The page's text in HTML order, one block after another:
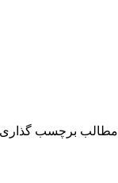
مطالب برچسب